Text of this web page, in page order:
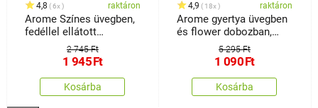
4,8 6x raktáron
Arome Színes üvegben,
fedéllel ellátott
gyertya,gesztenye és
szegfűszeg illatú, 125 g
2 745 Ft
1 945Ft
Kosárba
4,9 18x raktáron
Arome gyertya üvegben
és flower dobozban,
Spice, & Gingerbread
5 295 Ft
1 090Ft
Kosárba